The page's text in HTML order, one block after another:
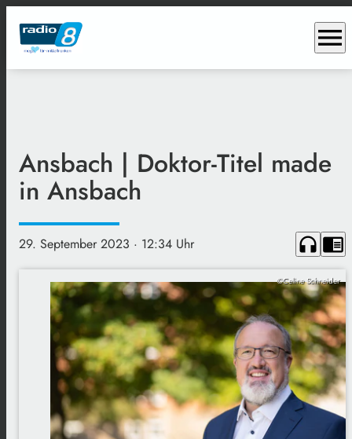
menu
Ansbach | Doktor-Titel made
in Ansbach
29. September 2023 · 12:34 Uhr headphones chrome_reader_mode
©Celine Schneider